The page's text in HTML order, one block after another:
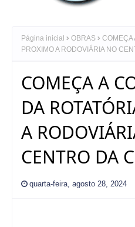
Página inicial OBRAS
COMEÇA
PROXIMO A RODOVIÁRIA NO
COMEÇA A
DA
A
CENTRO DA
quarta-feira, agosto 28, 2024